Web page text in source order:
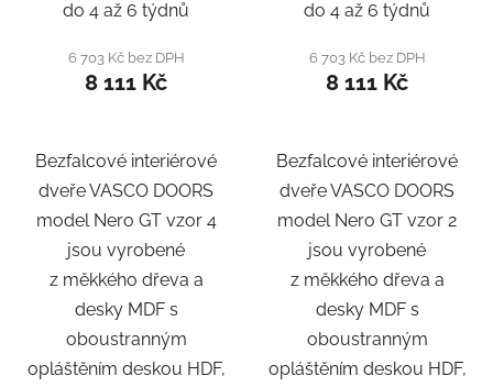
do 4 až 6 týdnů
6 703 Kč bez DPH
8 111 Kč
Bezfalcové interiérové
dveře VASCO DOORS
model Nero GT vzor 4
jsou vyrobené
z měkkého dřeva a
desky MDF s
oboustranným
opláštěním deskou HDF,
do 4 až 6 týdnů
6 703 Kč bez DPH
8 111 Kč
Bezfalcové interiérové
dveře VASCO DOORS
model Nero GT vzor 2
jsou vyrobené
z měkkého dřeva a
desky MDF s
oboustranným
opláštěním deskou HDF,